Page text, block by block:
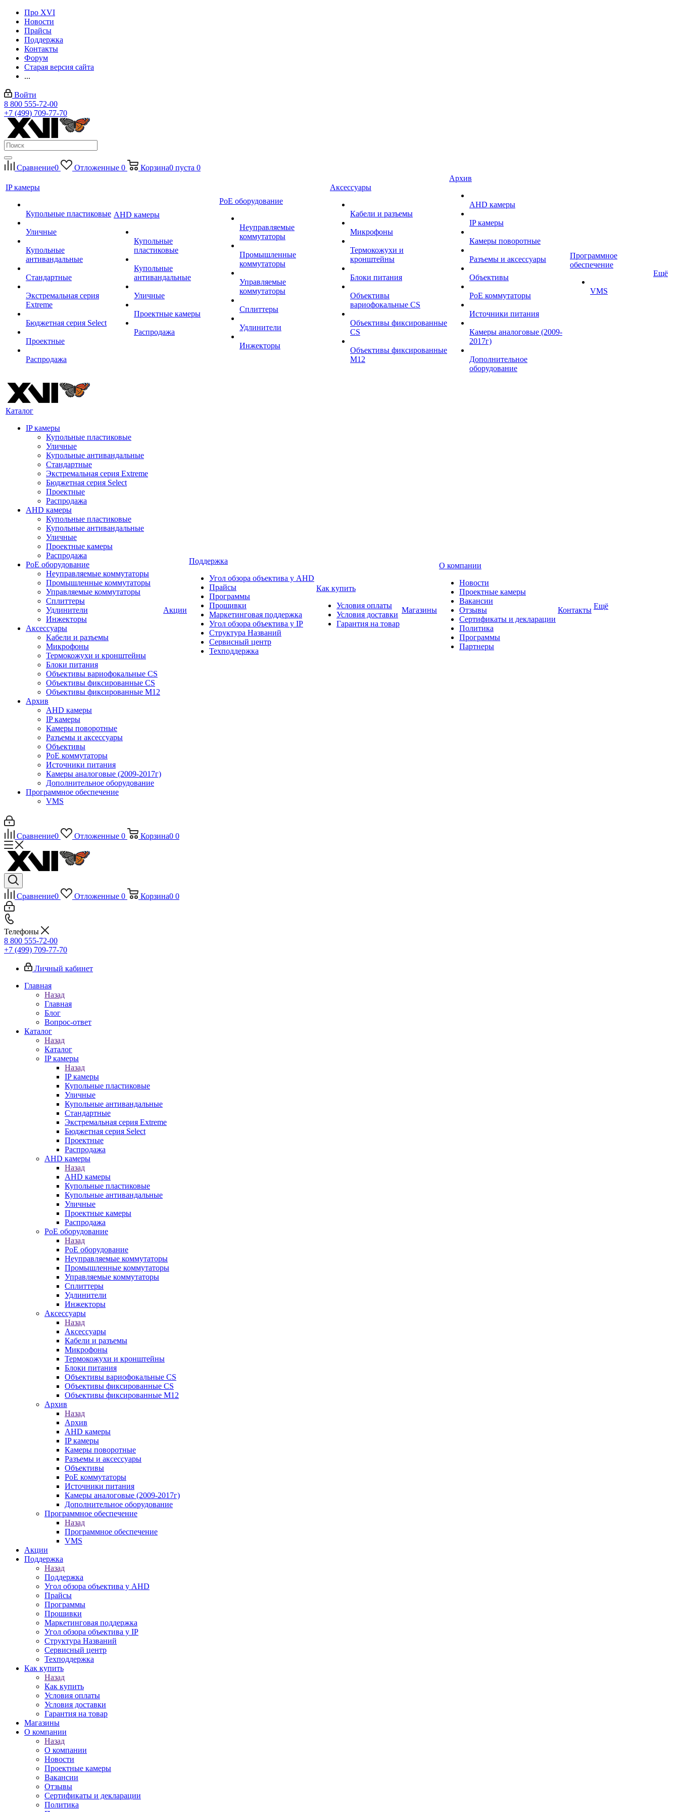
Про XVI
Новости
Прайсы
Поддержка
Контакты
Форум
Старая версия сайта
...
Войти
8 800 555-72-00
+7 (499) 709-77-70
Сравнение0 Отложенные 0 Корзина0 пуста 0
IP камеры
Купольные пластиковые
Уличные
Купольные
антивандальные
Стандартные
Экстремальная серия
Extreme
Бюджетная серия Select
Проектные
Распродажа
AHD камеры
Купольные
пластиковые
Купольные
антивандальные
Уличные
Проектные камеры
Распродажа
PoE оборудование
Неуправляемые
коммутаторы
Промышленные
коммутаторы
Управляемые
коммутаторы
Сплиттеры
Удлинители
Инжекторы
Аксессуары
Кабели и разъемы
Микрофоны
Термокожухи и
кронштейны
Блоки питания
Объективы
вариофокальные CS
Объективы фиксированные
CS
Объективы фиксированные
М12
Архив
AHD камеры
IP камеры
Камеры поворотные
Разъемы и аксессуары
Объективы
PoE коммутаторы
Источники питания
Камеры аналоговые (2009-
2017г)
Дополнительное
оборудование
Программное
обеспечение
VMS
Ещё
Каталог
IP камеры
Купольные пластиковые
Уличные
Купольные антивандальные
Стандартные
Экстремальная серия Extreme
Бюджетная серия Select
Проектные
Распродажа
AHD камеры
Купольные пластиковые
Купольные антивандальные
Уличные
Проектные камеры
Распродажа
PoE оборудование
Неуправляемые коммутаторы
Промышленные коммутаторы
Управляемые коммутаторы
Сплиттеры
Удлинители
Инжекторы
Аксессуары
Кабели и разъемы
Микрофоны
Термокожухи и кронштейны
Блоки питания
Объективы вариофокальные CS
Объективы фиксированные CS
Объективы фиксированные М12
Архив
AHD камеры
IP камеры
Камеры поворотные
Разъемы и аксессуары
Объективы
PoE коммутаторы
Источники питания
Камеры аналоговые (2009-2017г)
Дополнительное оборудование
Программное обеспечение
VMS
Акции
Поддержка
Угол обзора объектива у AHD
Прайсы
Программы
Прошивки
Маркетинговая поддержка
Угол обзора объектива у IP
Структура Названий
Сервисный центр
Техподдержка
Как купить
Условия оплаты
Условия доставки
Гарантия на товар
Магазины
О компании
Новости
Проектные камеры
Вакансии
Отзывы
Сертификаты и декларации
Политика
Программы
Партнеры
Контакты Ещё
Сравнение0 Отложенные 0 Корзина0 0
Сравнение0 Отложенные 0 Корзина0 0
Телефоны
8 800 555-72-00
+7 (499) 709-77-70
Личный кабинет
Главная
Назад
Главная
Блог
Вопрос-ответ
Каталог
Назад
Каталог
IP камеры
Назад
IP камеры
Купольные пластиковые
Уличные
Купольные антивандальные
Стандартные
Экстремальная серия Extreme
Бюджетная серия Select
Проектные
Распродажа
AHD камеры
Назад
AHD камеры
Купольные пластиковые
Купольные антивандальные
Уличные
Проектные камеры
Распродажа
PoE оборудование
Назад
PoE оборудование
Неуправляемые коммутаторы
Промышленные коммутаторы
Управляемые коммутаторы
Сплиттеры
Удлинители
Инжекторы
Аксессуары
Назад
Аксессуары
Кабели и разъемы
Микрофоны
Термокожухи и кронштейны
Блоки питания
Объективы вариофокальные CS
Объективы фиксированные CS
Объективы фиксированные М12
Архив
Назад
Архив
AHD камеры
IP камеры
Камеры поворотные
Разъемы и аксессуары
Объективы
PoE коммутаторы
Источники питания
Камеры аналоговые (2009-2017г)
Дополнительное оборудование
Программное обеспечение
Назад
Программное обеспечение
VMS
Акции
Поддержка
Назад
Поддержка
Угол обзора объектива у AHD
Прайсы
Программы
Прошивки
Маркетинговая поддержка
Угол обзора объектива у IP
Структура Названий
Сервисный центр
Техподдержка
Как купить
Назад
Как купить
Условия оплаты
Условия доставки
Гарантия на товар
Магазины
О компании
Назад
О компании
Новости
Проектные камеры
Вакансии
Отзывы
Сертификаты и декларации
Политика